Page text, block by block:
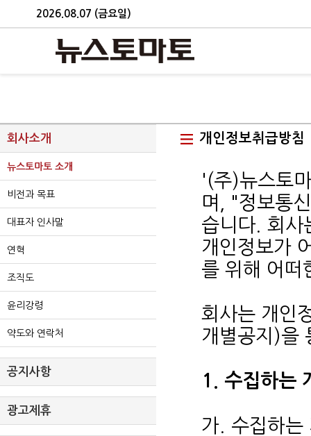
2026.08.07 (금요일)
회사소개
뉴스토마토 소개
비전과 목표
대표자 인사말
연혁
조직도
윤리강령
약도와 연락처
공지사항
광고제휴
개인정보취급방침
'(주)뉴스토
며, "정보통
습니다. 회사
개인정보가
를 위해 어떠
회사는 개인
개별공지)을
1. 수집하는
가. 수집하는